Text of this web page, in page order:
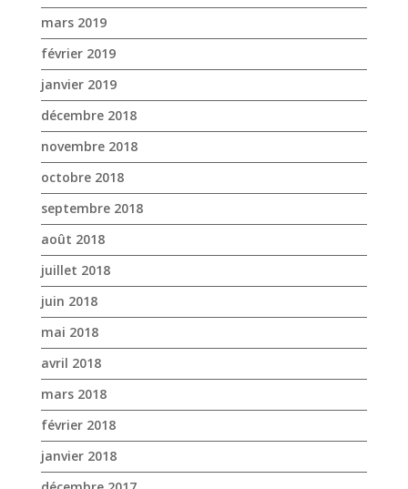
octobre 2018
septembre 2018
août 2018
juillet 2018
juin 2018
mai 2018
avril 2018
mars 2018
février 2018
janvier 2018
décembre 2017
novembre 2017
octobre 2017
avril 2017